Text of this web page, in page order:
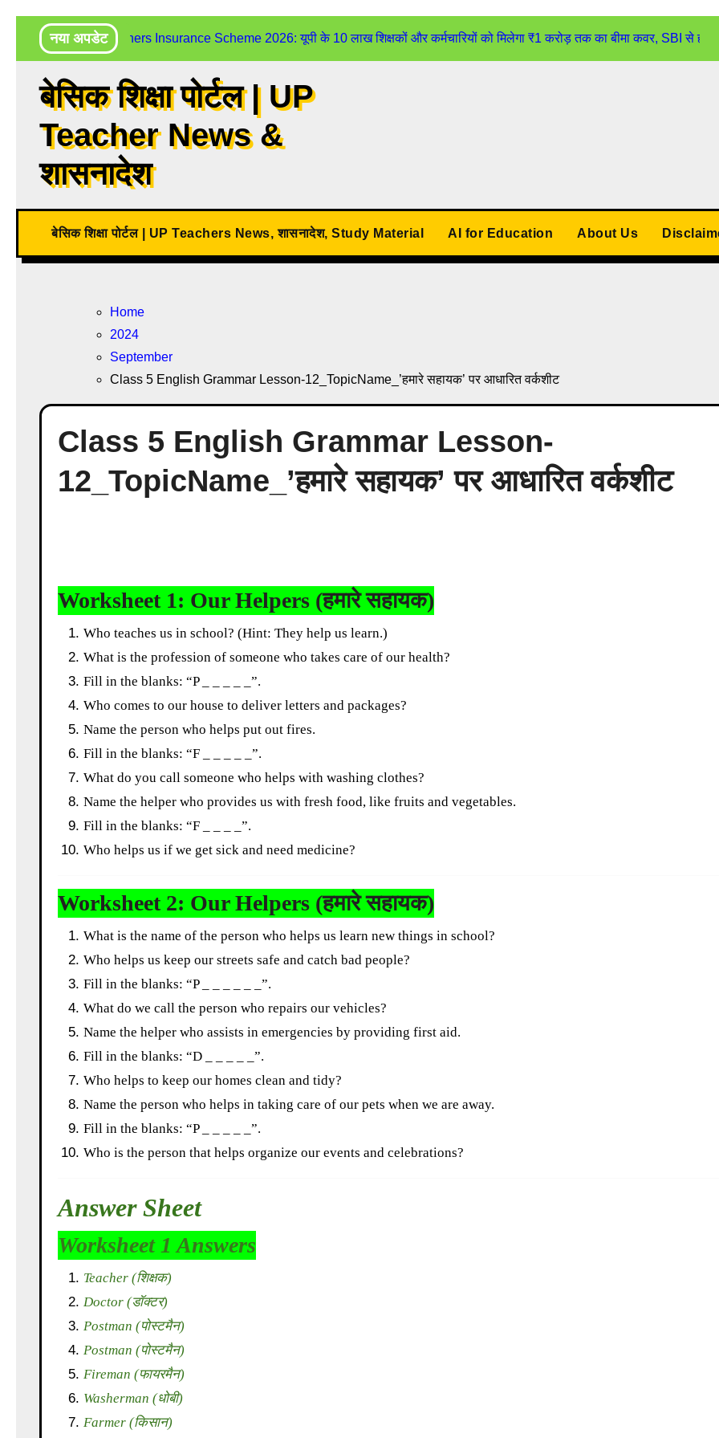
नया अपडेटUP Teachers Insurance Scheme 2026: यूपी के 10 लाख शिक्षकों और कर्मचारियों को मिलेगा ₹1 करोड़ तक का बीमा कवर, SBI से होगा
बेसिक शिक्षा पोर्टल | UP
Teacher News &
शासनादेश
बेसिक शिक्षा पोर्टल | UP Teachers News, शासनादेश, Study Material AI for Education About Us
Home
2024
September
Class 5 English Grammar Lesson-12_TopicName_’हमारे सहायक’ पर आधारित वर्कशीट
Class 5 English Grammar Lesson-
12_TopicName_’हमारे सहायक’ पर आधारित वर्कशीट
Worksheet 1: Our Helpers (हमारे सहायक)
Who teaches us in school? (Hint: They help us learn.)
What is the profession of someone who takes care of our health?
Fill in the blanks: “P _ _ _ _ _”.
Who comes to our house to deliver letters and packages?
Name the person who helps put out fires.
Fill in the blanks: “F _ _ _ _ _”.
What do you call someone who helps with washing clothes?
Name the helper who provides us with fresh food, like fruits and vegetables.
Fill in the blanks: “F _ _ _ _”.
Who helps us if we get sick and need medicine?
Worksheet 2: Our Helpers (हमारे सहायक)
What is the name of the person who helps us learn new things in school?
Who helps us keep our streets safe and catch bad people?
Fill in the blanks: “P _ _ _ _ _ _”.
What do we call the person who repairs our vehicles?
Name the helper who assists in emergencies by providing first aid.
Fill in the blanks: “D _ _ _ _ _”.
Who helps to keep our homes clean and tidy?
Name the person who helps in taking care of our pets when we are away.
Fill in the blanks: “P _ _ _ _ _”.
Who is the person that helps organize our events and celebrations?
Answer Sheet
Worksheet 1 Answers
Teacher (शिक्षक)
Doctor (डॉक्टर)
Postman (पोस्टमैन)
Postman (पोस्टमैन)
Fireman (फायरमैन)
Washerman (धोबी)
Farmer (किसान)